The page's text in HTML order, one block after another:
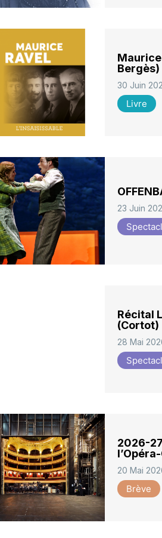
Bergès)
30 Juin
Livre
23 Juin
Récital
(Cortot)
28 Mai
2026-
20 Mai
Brève